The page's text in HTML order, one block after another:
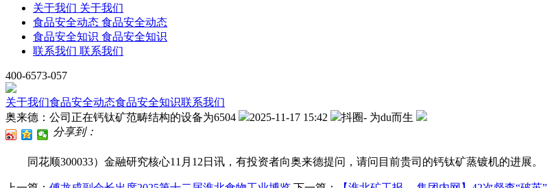
关于我们 关于我们
食品安全动态 食品安全动态
食品安全知识 食品安全知识
联系我们 联系我们
400-6573-057
关于我们食品安全动态食品安全知识联系我们
奥来德：公司正在钙钛矿范畴结构的设备为6504
2025-11-17 15:42
抖圈- 为du而生
分享到：
同花顺300033）金融研究核心11月12日讯，有投资者向奥来德提问，请问目前贵司的钙钛矿蒸镀机的进展。